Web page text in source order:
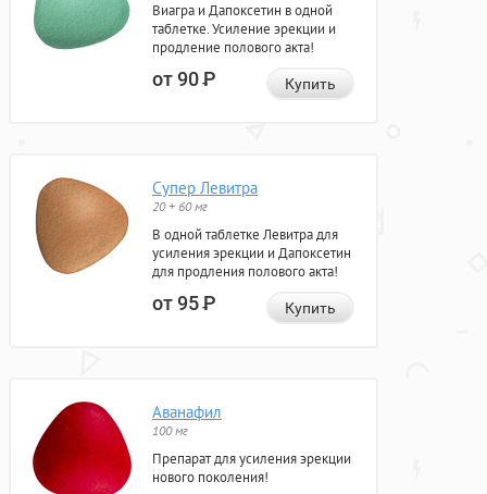
Виагра и Дапоксетин в одной
таблетке. Усиление эрекции и
продление полового акта!
от 90Р Купить
Супер Левитра
20 + 60 мг
В одной таблетке Левитра для
усиления эрекции и Дапоксетин
для продления полового акта!
от 95Р Купить
Аванафил
100 мг
Препарат для усиления эрекции
нового поколения!